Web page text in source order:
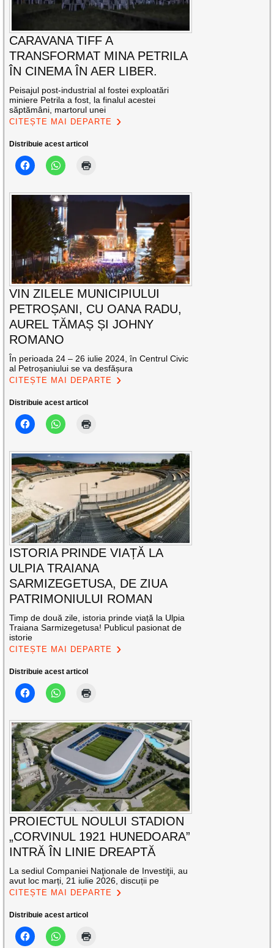
CARAVANA TIFF A
TRANSFORMAT MINA PETRILA
ÎN CINEMA ÎN AER LIBER.
Peisajul post-industrial al fostei exploatări
miniere Petrila a fost, la finalul acestei
săptămâni, martorul unei
CITEȘTE MAI DEPARTE
Distribuie acest articol
VIN ZILELE MUNICIPIULUI
PETROȘANI, CU OANA RADU,
AUREL TĂMAȘ ȘI JOHNY
ROMANO
În perioada 24 – 26 iulie 2024, în Centrul Civic
al Petroșaniului se va desfășura
CITEȘTE MAI DEPARTE
Distribuie acest articol
ISTORIA PRINDE VIAȚĂ LA
ULPIA TRAIANA
SARMIZEGETUSA, DE ZIUA
PATRIMONIULUI ROMAN
Timp de două zile, istoria prinde viață la Ulpia
Traiana Sarmizegetusa! Publicul pasionat de
istorie
CITEȘTE MAI DEPARTE
Distribuie acest articol
PROIECTUL NOULUI STADION
„CORVINUL 1921 HUNEDOARA”
INTRĂ ÎN LINIE DREAPTĂ
La sediul Companiei Naţionale de Investiţii, au
avut loc marți, 21 iulie 2026, discuții pe
CITEȘTE MAI DEPARTE
Distribuie acest articol